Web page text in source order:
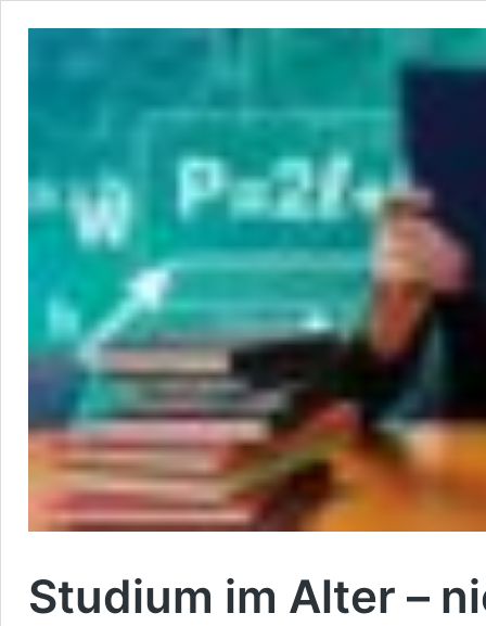
Studium im Alter –